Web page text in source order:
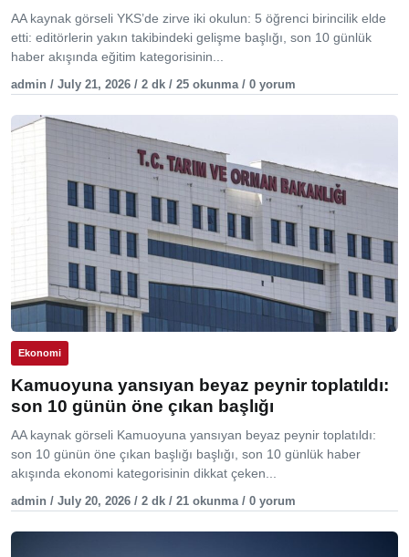
AA kaynak görseli YKS’de zirve iki okulun: 5 öğrenci birincilik elde
etti: editörlerin yakın takibindeki gelişme başlığı, son 10 günlük
haber akışında eğitim kategorisinin...
admin / July 21, 2026 / 2 dk / 25 okunma / 0 yorum
Ekonomi
Kamuoyuna yansıyan beyaz peynir toplatıldı:
son 10 günün öne çıkan başlığı
AA kaynak görseli Kamuoyuna yansıyan beyaz peynir toplatıldı:
son 10 günün öne çıkan başlığı başlığı, son 10 günlük haber
akışında ekonomi kategorisinin dikkat çeken...
admin / July 20, 2026 / 2 dk / 21 okunma / 0 yorum